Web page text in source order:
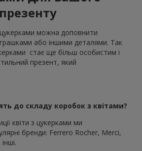
презенту
можна доповнити
або іншими деталями. Так
стає ще більш особистим і
презент, який
до складу коробок з квітами?
квіти з цукерками ми
бренди: Ferrero Rocher, Merci,